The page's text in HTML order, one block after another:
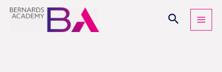
Zum
Inhalt